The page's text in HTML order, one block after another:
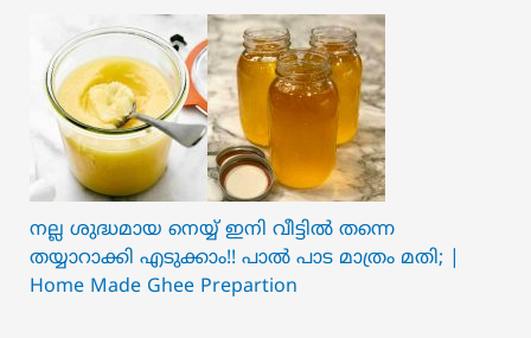
നല്ല ശുദ്ധമായ നെയ്യ് ഇനി വീട്ടിൽ തന്നെ
തയ്യാറാക്കി എടുക്കാം!! പാൽ പാട മാത്രം മതി; |
Home Made Ghee Prepartion